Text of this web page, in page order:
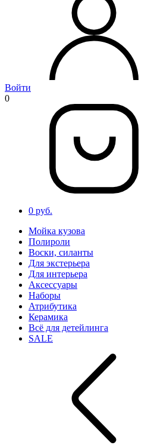
Войти
0
0 руб.
Мойка кузова
Полироли
Воски, силанты
Для экстерьера
Для интерьера
Аксессуары
Наборы
Атрибутика
Керамика
Всё для детейлинга
SALE